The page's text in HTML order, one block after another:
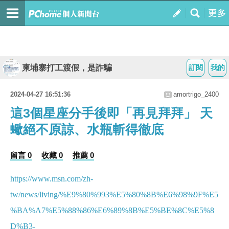
我的
訂閱
柬埔寨打工渡假，是詐騙
2024-04-27 16:51:36 amortrigo_2400
這3個星座分手後即「再見拜拜」 天
蠍絕不原諒、水瓶斬得徹底
留言 0 收藏 0 推薦 0
https://www.msn.com/zh-
tw/news/living/%E9%80%993%E5%80%8B%E6%98%9F%E5
%BA%A7%E5%88%86%E6%89%8B%E5%BE%8C%E5%8
D%B3-